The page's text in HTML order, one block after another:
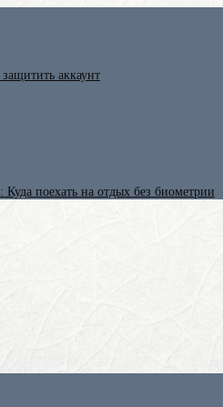
аккаунт
поехать на отдых без биометрии